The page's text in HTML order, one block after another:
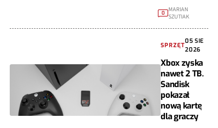
0 MARIAN
SZUTIAK
SPRZĘT
05 SIE
2026
Xbox zyska
nawet 2 TB.
Sandisk
pokazał
nową kartę
dla graczy